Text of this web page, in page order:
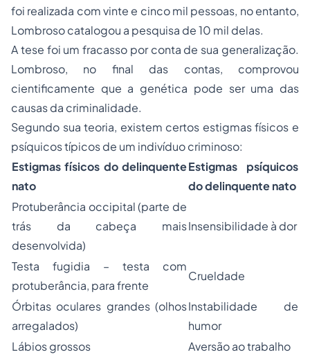
foi realizada com vinte e cinco mil pessoas, no entanto,
Lombroso catalogou a pesquisa de 10 mil delas.
A tese foi um fracasso por conta de sua generalização.
Lombroso, no final das contas, comprovou
cientificamente que a genética pode ser uma das
causas da criminalidade.
Segundo sua teoria, existem certos estigmas físicos e
psíquicos típicos de um indivíduo criminoso:
Estigmas físicos do delinquente
nato
Estigmas psíquicos
do delinquente nato
Protuberância occipital (parte de
trás da cabeça mais
desenvolvida)
Insensibilidade à dor
Testa fugidia – testa com
protuberância, para frente
Crueldade
Órbitas oculares grandes (olhos
arregalados)
Instabilidade de
humor
Lábios grossos
Aversão ao trabalho